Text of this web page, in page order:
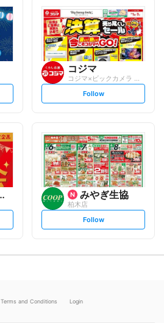
o
w
コジマ
コジマ×ビックカメラ イオンモール仙台上...
s
t
l
o
w
Follow
みやぎ生協
柏木店
s
t
Follow
Terms and Conditions Login